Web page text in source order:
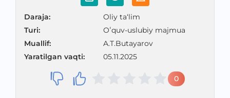
Daraja:
Oliy ta‘lim
Turi:
Oʻquv-uslubiy majmua
Muallif:
A.T.Butayarov
Yaratilgan vaqti: 05.11.2025
0